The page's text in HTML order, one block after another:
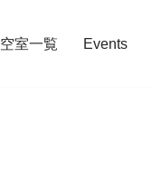
空室一覧 Events